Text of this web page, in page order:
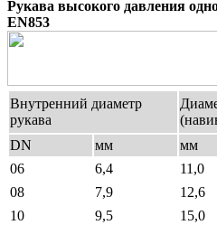
Рукава высокого давления
EN853
Внутренний диаметр
рукава
DN
мм мм
06
6,4 11,0
08
7,9 12,6
10
9,5 15,0